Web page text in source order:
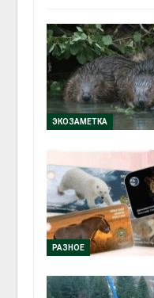
ЭКОЗАМЕТКА
РАЗНОЕ